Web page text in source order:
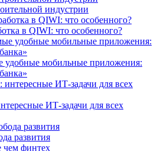
индустрии
в QIWI: что особенного?
удобные мобильные приложения:
ИТ-задачи для всех
развития